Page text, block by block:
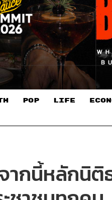
POP LIFE
กนี้หลักนิติ